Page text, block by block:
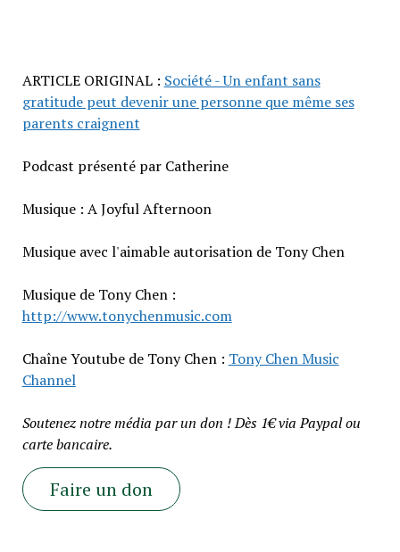
ARTICLE ORIGINAL : Société - Un enfant sans
gratitude peut devenir une personne que même ses
parents craignent
Podcast présenté par Catherine
Musique : A Joyful Afternoon
Musique avec l'aimable autorisation de Tony Chen
Musique de Tony Chen :
http://www.tonychenmusic.com
Chaîne Youtube de Tony Chen : Tony Chen Music
Channel
Soutenez notre média par un don ! Dès 1€ via Paypal ou
carte bancaire.
Faire un don